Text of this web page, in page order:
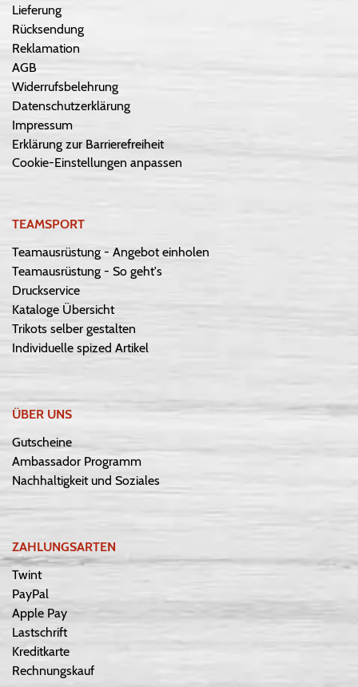
Lieferung
Rücksendung
Reklamation
AGB
Widerrufsbelehrung
Datenschutzerklärung
Impressum
Erklärung zur Barrierefreiheit
Cookie-Einstellungen anpassen
TEAMSPORT
Teamausrüstung - Angebot einholen
Teamausrüstung - So geht's
Druckservice
Kataloge Übersicht
Trikots selber gestalten
Individuelle spized Artikel
ÜBER UNS
Gutscheine
Ambassador Programm
Nachhaltigkeit und Soziales
ZAHLUNGSARTEN
Twint
PayPal
Apple Pay
Lastschrift
Kreditkarte
Rechnungskauf